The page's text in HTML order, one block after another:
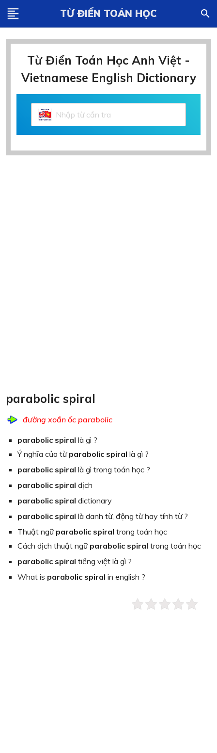
format_align_left TỪ ĐIỂN TOÁN HỌC search
Từ Điển Toán Học Anh Việt -
Vietnamese English Dictionary
parabolic spiral
đường xoắn ốc parabolic
parabolic spiral là gì ?
Ý nghĩa của từ parabolic spiral là gì ?
parabolic spiral là gì trong toán học ?
parabolic spiral dịch
parabolic spiral dictionary
parabolic spiral là danh từ, động từ hay tính từ ?
Thuật ngữ parabolic spiral trong toán học
Cách dịch thuật ngữ parabolic spiral trong toán học
parabolic spiral tiếng việt là gì ?
What is parabolic spiral in english ?